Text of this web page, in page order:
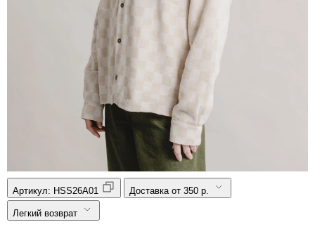
Артикул: HSS26A01 Доставка от 350 р.
Легкий возврат